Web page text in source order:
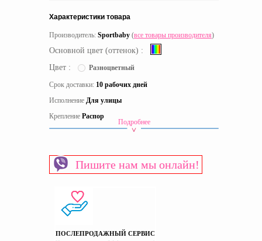
Характеристики товара
Производитель: Sportbaby (все товары производителя)
Основной цвет (оттенок) :
Цвет :
Разноцветный
Срок доставки: 10 рабочих дней
Исполнение Для улицы
Крепление Распор
Подробнее
Пишите нам мы онлайн!
ПОСЛЕПРОДАЖНЫЙ СЕРВИС